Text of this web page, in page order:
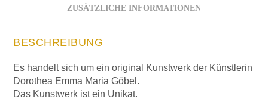
ZUSÄTZLICHE INFORMATIONEN
BESCHREIBUNG
Es handelt sich um ein original Kunstwerk der Künstlerin
Dorothea Emma Maria Göbel.
Das Kunstwerk ist ein Unikat.